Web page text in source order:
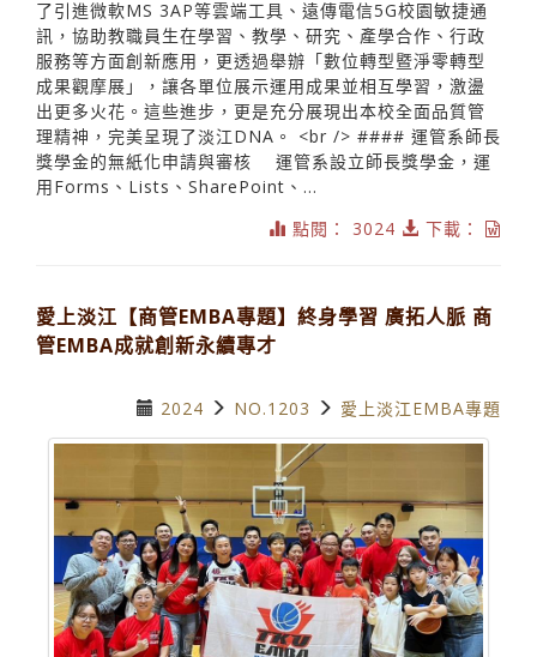
了引進微軟MS 3AP等雲端工具、遠傳電信5G校園敏捷通
訊，協助教職員生在學習、教學、研究、產學合作、行政
服務等方面創新應用，更透過舉辦「數位轉型暨淨零轉型
成果觀摩展」，讓各單位展示運用成果並相互學習，激盪
出更多火花。這些進步，更是充分展現出本校全面品質管
理精神，完美呈現了淡江DNA。 <br /> #### 運管系師長
獎學金的無紙化申請與審核 運管系設立師長獎學金，運
用Forms、Lists、SharePoint、...
點閱： 3024
下載：
愛上淡江【商管EMBA專題】終身學習 廣拓人脈 商
管EMBA成就創新永續專才
2024 NO.1203 愛上淡江EMBA專題